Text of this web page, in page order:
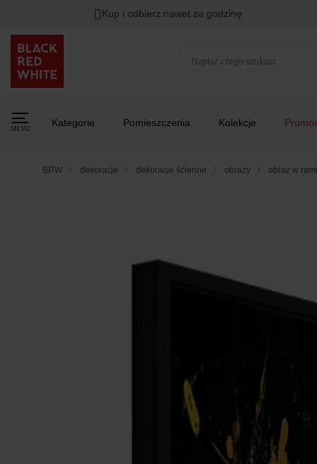
Kup i odbierz nawet za godzinę
MENU
Kategorie Pomieszczenia Kolekcje
BRW dekoracje dekoracje ścienne obrazy obraz w